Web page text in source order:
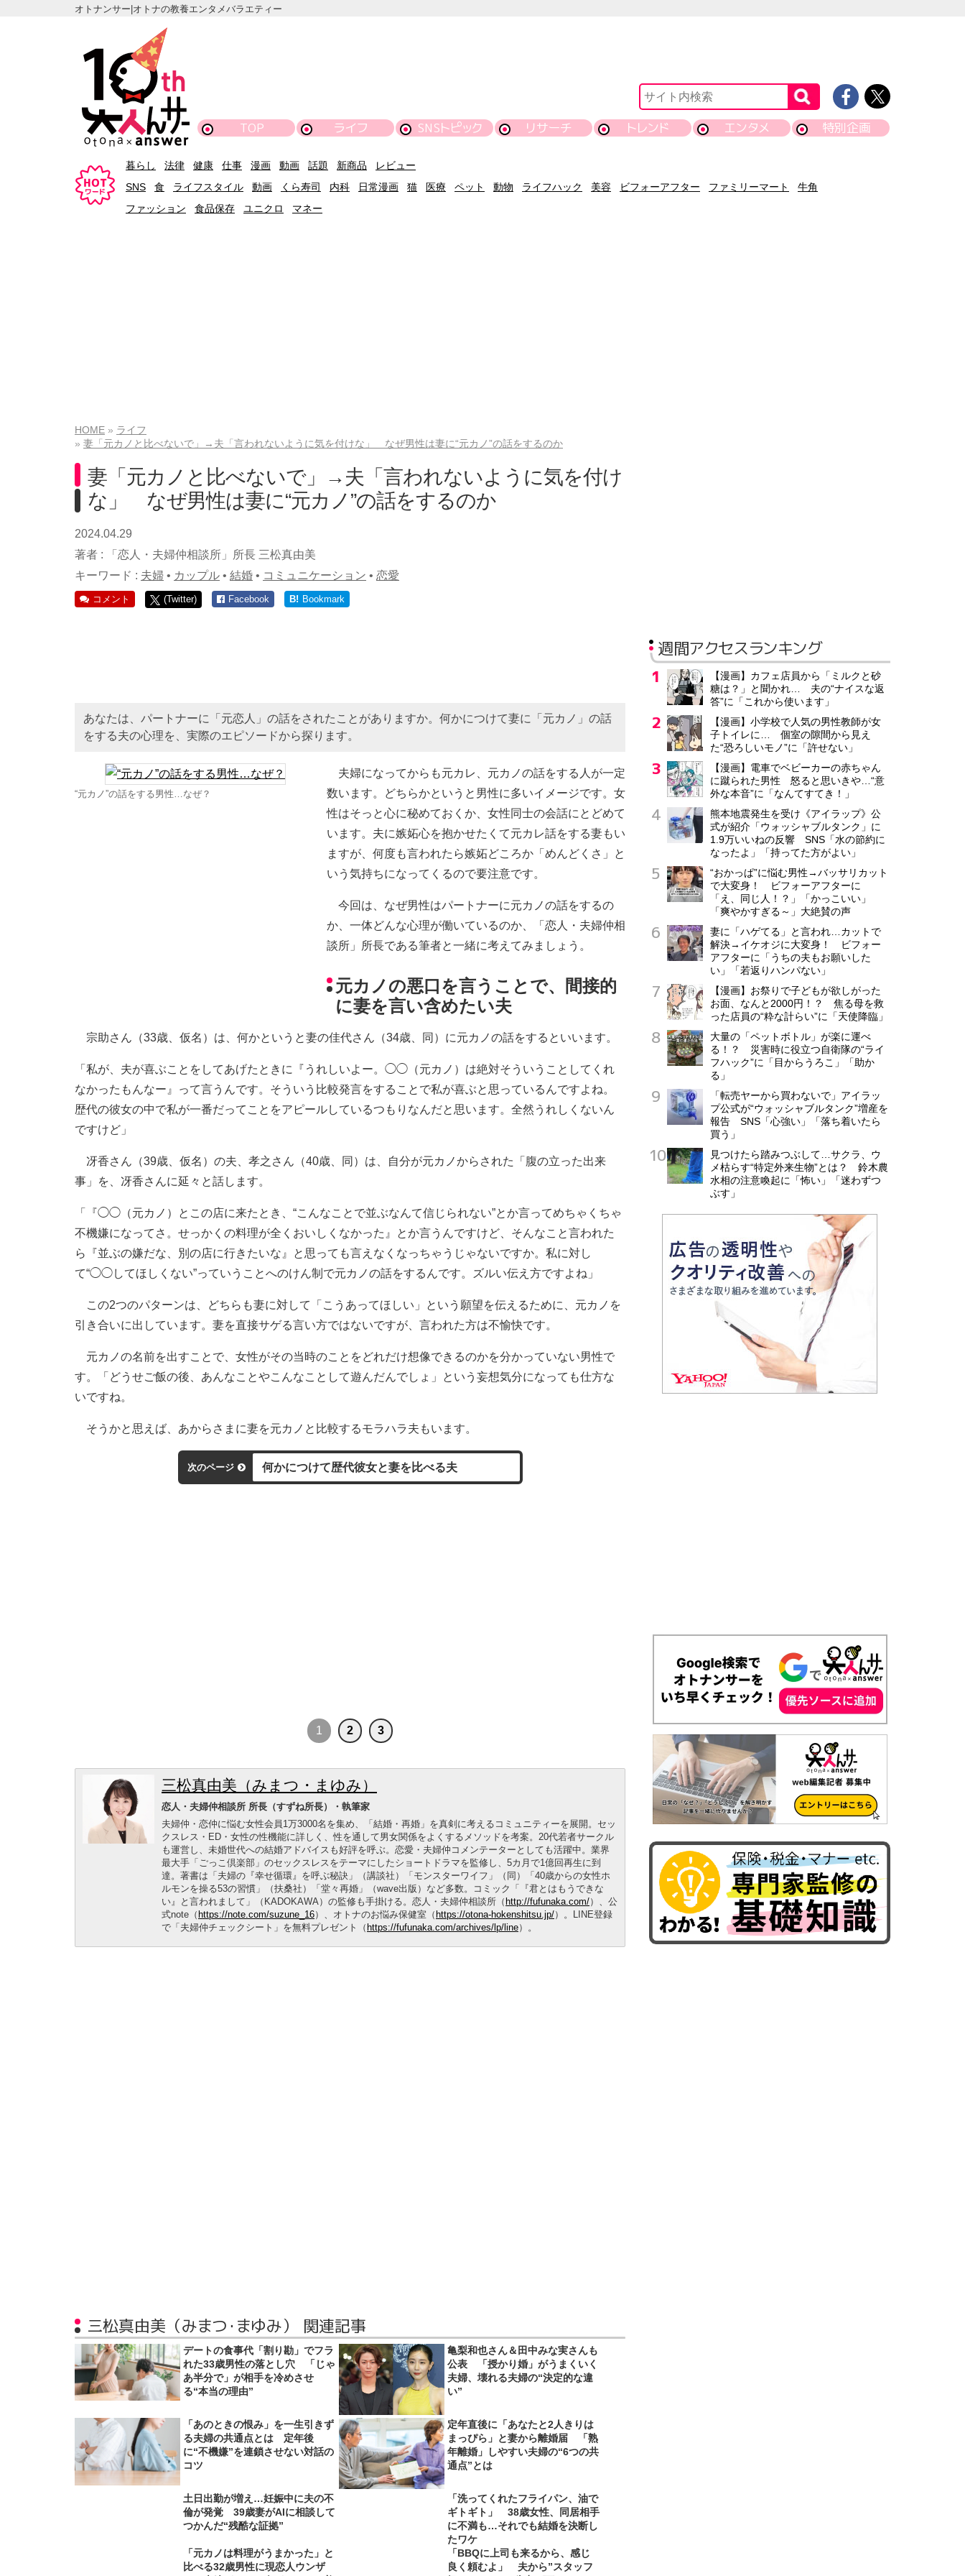
オトナンサー|オトナの教養エンタメバラエティー
TOP ライフ SNSトピック リサーチ トレンド エンタメ 特別企画
暮らし 法律 健康 仕事 漫画 動画 話題 新商品
レビュー
SNS
食 ライフスタイル 動画 くら寿司 内科 日常漫画 猫 医療 ペット 動物 ライフハック 美容 ビフォーアフター ファミリーマート
牛角
ファッション
食品保存 ユニクロ マネー
HOME
ライフ
妻「元カノと比べないで」→夫「言われないように気を付けな」 なぜ男性は妻に“元カノ”の話をするのか
妻「元カノと比べないで」→夫「言われないように気を付け
な」 なぜ男性は妻に“元カノ”の話をするのか
2024.04.29
著者 :
「恋人・夫婦仲相談所」所長 三松真由美
キーワード : 夫婦 • カップル • 結婚 • コミュニケーション • 恋愛
コメント (Twitter) Facebook B! Bookmark
あなたは、パートナーに「元恋人」の話をされたことがありますか。何かにつけて妻に「元カノ」の話
をする夫の心理を、実際のエピソードから探ります。
“元カノ”の話をする男性…なぜ？
夫婦になってからも元カレ、元カノの話をする人が一定
数います。どちらかというと男性に多いイメージです。女
性はそっと心に秘めておくか、女性同士の会話にとどめて
います。夫に嫉妬心を抱かせたくて元カレ話をする妻もい
ますが、何度も言われたら嫉妬どころか「めんどくさ」と
いう気持ちになってくるので要注意です。
今回は、なぜ男性はパートナーに元カノの話をするの
か、一体どんな心理が働いているのか、「恋人・夫婦仲相
談所」所長である筆者と一緒に考えてみましょう。
元カノの悪口を言うことで、間接的
に妻を言い含めたい夫
宗助さん（33歳、仮名）は、何かというと妻の佳代さん（34歳、同）に元カノの話をするといいます。
「私が、夫が喜ぶことをしてあげたときに『うれしいよー。◯◯（元カノ）は絶対そういうことしてくれ
なかったもんなー』って言うんです。そういう比較発言をすることで私が喜ぶと思っているんですよね。
歴代の彼女の中で私が一番だってことをアピールしているつもりなんだと思います。全然うれしくないん
ですけど」
冴香さん（39歳、仮名）の夫、孝之さん（40歳、同）は、自分が元カノからされた「腹の立った出来
事」を、冴香さんに延々と話します。
「『◯◯（元カノ）とこの店に来たとき、“こんなことで並ぶなんて信じられない”とか言ってめちゃくちゃ
不機嫌になってさ。せっかくの料理が全くおいしくなかった』とか言うんですけど、そんなこと言われた
ら『並ぶの嫌だな、別の店に行きたいな』と思っても言えなくなっちゃうじゃないですか。私に対し
て“◯◯してほしくない”っていうことへのけん制で元カノの話をするんです。ズルい伝え方ですよね」
この2つのパターンは、どちらも妻に対して「こうあってほしい」という願望を伝えるために、元カノを
引き合いに出しています。妻を直接サゲる言い方ではないですが、言われた方は不愉快です。
元カノの名前を出すことで、女性がその当時のことをどれだけ想像できるのかを分かっていない男性で
す。「どうせご飯の後、あんなことやこんなことして遊んだんでしょ」という妄想気分になっても仕方な
いですね。
そうかと思えば、あからさまに妻を元カノと比較するモラハラ夫もいます。
次のページ 何かにつけて歴代彼女と妻を比べる夫
1 2 3
三松真由美（みまつ・まゆみ）
恋人・夫婦仲相談所 所長（すずね所長）・執筆家
夫婦仲・恋仲に悩む女性会員1万3000名を集め、「結婚・再婚」を真剣に考えるコミュニティーを展開。セッ
クスレス・ED・女性の性機能に詳しく、性を通して男女関係をよくするメソッドを考案。20代若者サークル
も運営し、未婚世代への結婚アドバイスも好評を呼ぶ。恋愛・夫婦仲コメンテーターとしても活躍中。業界
最大手「ごっこ倶楽部」のセックスレスをテーマにしたショートドラマを監修し、5カ月で1億回再生に到
達。著書は「夫婦の『幸せ循環』を呼ぶ秘訣」（講談社）「モンスターワイフ」（同）「40歳からの女性ホ
ルモンを操る53の習慣」（扶桑社）「堂々再婚」（wave出版）など多数。コミック「『君とはもうできな
い』と言われまして」（KADOKAWA）の監修も手掛ける。恋人・夫婦仲相談所（ http://fufunaka.com/）、公
式note（ https://note.com/suzune_16）、オトナのお悩み保健室（ https://otona-hokenshitsu.jp/）。LINE登録
で「夫婦仲チェックシート」を無料プレゼント（ https://fufunaka.com/archives/lp/line）。
三松真由美（みまつ・まゆみ） 関連記事
デートの食事代「割り勘」でフラ
れた33歳男性の落とし穴 「じゃ
あ半分で」が相手を冷めさせ
る“本当の理由”
亀梨和也さん＆田中みな実さんも
公表 「授かり婚」がうまくいく
夫婦、壊れる夫婦の“決定的な違
い”
「あのときの恨み」を一生引きず
る夫婦の共通点とは 定年後
に“不機嫌”を連鎖させない対話の
コツ
定年直後に「あなたと2人きりは
まっぴら」と妻から離婚届 「熟
年離婚」しやすい夫婦の“6つの共
通点”とは
土日出勤が増え…妊娠中に夫の不
倫が発覚 39歳妻がAIに相談して
つかんだ“残酷な証拠”
「洗ってくれたフライパン、油で
ギトギト」 38歳女性、同居相手
に不満も…それでも結婚を決断し
たワケ
「元カノは料理がうまかった」と
比べる32歳男性に現恋人ウンザ
「BBQに上司も来るから、感じ
良く頼むよ」 夫から”スタッフ
週間アクセスランキング
【漫画】カフェ店員から「ミルクと砂
糖は？」と聞かれ… 夫の“ナイスな返
答”に「これから使います」
【漫画】小学校で人気の男性教師が女
子トイレに… 個室の隙間から見え
た“恐ろしいモノ”に「許せない」
【漫画】電車でベビーカーの赤ちゃん
に蹴られた男性 怒ると思いきや…“意
外な本音”に「なんてすてき！」
熊本地震発生を受け《アイラップ》公
式が紹介「ウォッシャブルタンク」に
1.9万いいねの反響 SNS「水の節約に
なったよ」「持ってた方がよい」
“おかっぱ”に悩む男性→バッサリカット
で大変身！ ビフォーアフターに
「え、同じ人！？」「かっこいい」
「爽やかすぎる～」大絶賛の声
妻に「ハゲてる」と言われ…カットで
解決→イケオジに大変身！ ビフォー
アフターに「うちの夫もお願いした
い」「若返りハンパない」
【漫画】お祭りで子どもが欲しがった
お面、なんと2000円！？ 焦る母を救
った店員の“粋な計らい”に「天使降臨」
大量の「ペットボトル」が楽に運べ
る！？ 災害時に役立つ自衛隊の“ライ
フハック”に「目からうろこ」「助か
る」
「転売ヤーから買わないで」アイラッ
プ公式が“ウォッシャブルタンク”増産を
報告 SNS「心強い」「落ち着いたら
買う」
見つけたら踏みつぶして…サクラ、ウ
メ枯らす“特定外来生物”とは？ 鈴木農
水相の注意喚起に「怖い」「迷わずつ
ぶす」